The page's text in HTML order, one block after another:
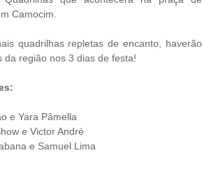
Camocim.
quadrilhas repletas de encanto, haverão
da região nos 3 dias de festa!
e Yara Pâmella
e Victor André
e Samuel Lima